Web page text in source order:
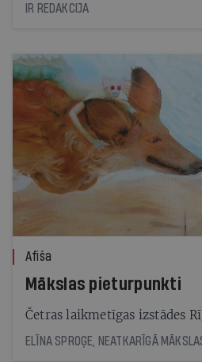
IR REDAKCIJA
Afiša
Mākslas pieturpunkti
Četras laikmetīgas izstādes
ELĪNA SPROĢE, NEATKARĪGĀ